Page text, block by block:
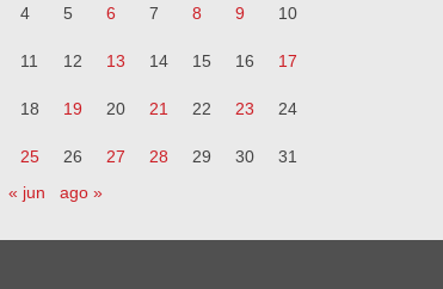
4 5 6 7 8 9 10
11 12 13 14 15 16 17
18 19 20 21 22 23 24
25 26 27 28 29 30
31
« jun
ago »